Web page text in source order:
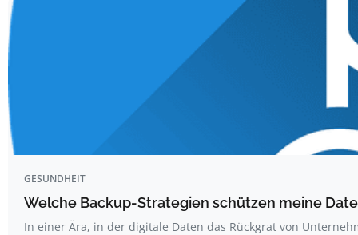
GESUNDHEIT
Welche Backup-Strategien schützen meine
In einer Ära, in der digitale Daten das Rückgrat von